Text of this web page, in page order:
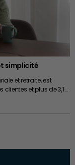
simplicité
et retraite, est
clientes et plus de 3,1 …